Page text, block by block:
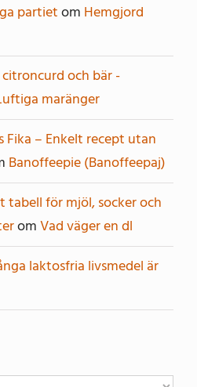
partietom Hemgjord
och bär -
maränger
Fika – Enkelt recept utan
Banoffeepie (Banoffeepaj)
tabell för mjöl, socker och
omVad väger en dl
laktosfria livsmedel är